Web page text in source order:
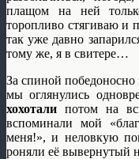
плащом на ней
торопливо стягиваю и
так уже давно
тому же, я в свитере…
За спиной победоносно
мы оглянулись
хохотали потом на
вспоминали мой
меня!», и неловкую
роняли её вывернутый